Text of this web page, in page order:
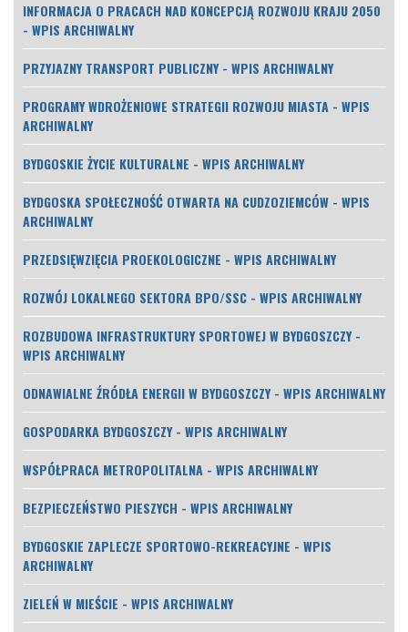
INFORMACJA O PRACACH NAD KONCEPCJĄ ROZWOJU KRAJU 2050
- WPIS ARCHIWALNY
PRZYJAZNY TRANSPORT PUBLICZNY - WPIS ARCHIWALNY
PROGRAMY WDROŻENIOWE STRATEGII ROZWOJU MIASTA - WPIS
ARCHIWALNY
BYDGOSKIE ŻYCIE KULTURALNE - WPIS ARCHIWALNY
BYDGOSKA SPOŁECZNOŚĆ OTWARTA NA CUDZOZIEMCÓW - WPIS
ARCHIWALNY
PRZEDSIĘWZIĘCIA PROEKOLOGICZNE - WPIS ARCHIWALNY
ROZWÓJ LOKALNEGO SEKTORA BPO/SSC - WPIS ARCHIWALNY
ROZBUDOWA INFRASTRUKTURY SPORTOWEJ W BYDGOSZCZY -
WPIS ARCHIWALNY
ODNAWIALNE ŹRÓDŁA ENERGII W BYDGOSZCZY - WPIS ARCHIWALNY
GOSPODARKA BYDGOSZCZY - WPIS ARCHIWALNY
WSPÓŁPRACA METROPOLITALNA - WPIS ARCHIWALNY
BEZPIECZEŃSTWO PIESZYCH - WPIS ARCHIWALNY
BYDGOSKIE ZAPLECZE SPORTOWO-REKREACYJNE - WPIS
ARCHIWALNY
ZIELEŃ W MIEŚCIE - WPIS ARCHIWALNY